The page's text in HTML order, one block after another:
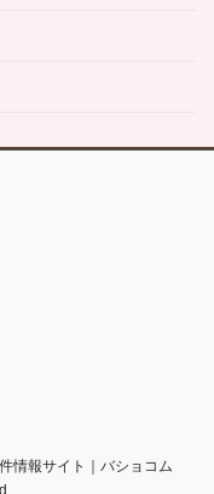
情報サイト｜バショコム